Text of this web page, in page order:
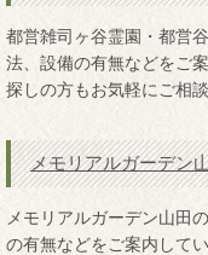
都営雑司ヶ谷霊園・都営
法、設備の有無などをご
探しの方もお気軽にご相談
メモリアルガーデン
メモリアルガーデン山田
の有無などをご案内して